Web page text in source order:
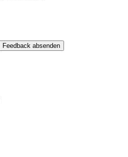
Feedback absenden